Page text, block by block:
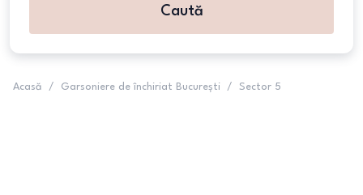
Caută
Acasă / Garsoniere de închiriat București / Sector 5